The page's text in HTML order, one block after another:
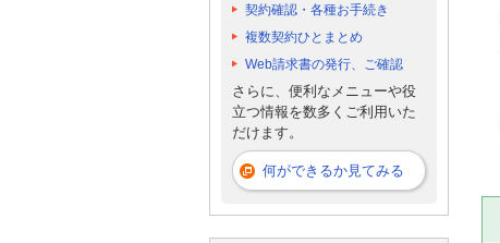
契約確認・各種お手続き
複数契約ひとまとめ
Web請求書の発行、ご確認
さらに、便利なメニューや役
立つ情報を数多くご利用いた
だけます。
何ができるか見てみる